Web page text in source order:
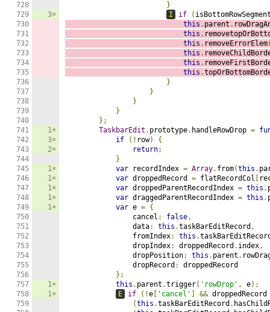
3×
1×
3×
2×
1×
1×
1×
1×
1×
1×
1×
}
I
if (
this . parent .
this .
this . removeErrorElem
this .
this .
this .
}
}
}
}
};
TaskbarEdit . prototype. handleRowDrop =
if
(! row)
{
return;
}
var recordIndex = Array. from(this .
var droppedRecord = flatRecordCol
var droppedParentRecordIndex = this .
var draggedParentRecordIndex = this .
var e = {
                cancel
: false,
                data
: this .taskBarEditRecord ,
                fromIndex
: this .
                dropIndex
: droppedRecord . index,
                dropPosition
: this . parent .
                dropRecord
:
droppedRecord
};
this . parent .trigger( 'rowDrop' , e);
E
if (!e 'cancel' &&
(this .taskBarEditRecord .